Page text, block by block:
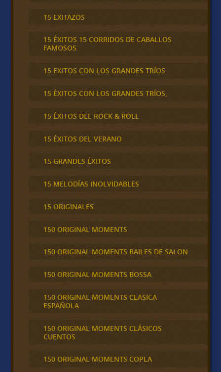
15 EXITAZOS
15 ÉXITOS 15 CORRIDOS DE CABALLOS
FAMOSOS
15 EXITOS CON LOS GRANDES TRÍOS
15 ÉXITOS CON LOS GRANDES TRÍOS,
15 ÉXITOS DEL ROCK & ROLL
15 ÉXITOS DEL VERANO
15 GRANDES ÉXITOS
15 MELODÍAS INOLVIDABLES
15 ORIGINALES
150 ORIGINAL MOMENTS
150 ORIGINAL MOMENTS BAILES DE SALON
150 ORIGINAL MOMENTS BOSSA
150 ORIGINAL MOMENTS CLASICA
ESPAÑOLA
150 ORIGINAL MOMENTS CLÁSICOS
CUENTOS
150 ORIGINAL MOMENTS COPLA